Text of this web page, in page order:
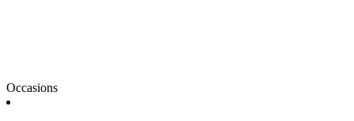
Occasions